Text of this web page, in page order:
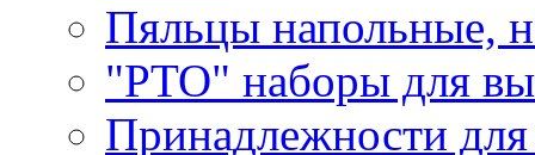
Пяльцы напольные,
"РТО" наборы для
Принадлежности